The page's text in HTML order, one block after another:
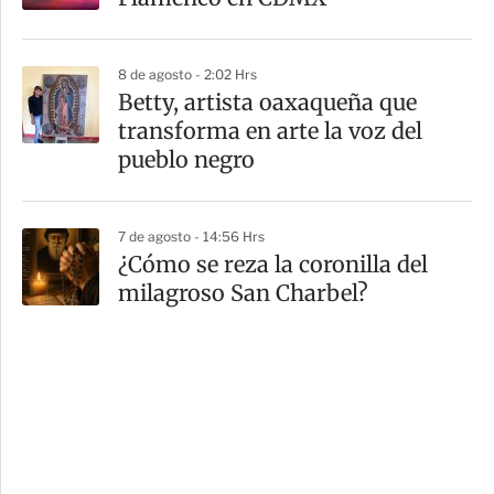
8 de agosto - 2:02 Hrs
Betty, artista oaxaqueña que
transforma en arte la voz del
pueblo negro
7 de agosto - 14:56 Hrs
¿Cómo se reza la coronilla del
milagroso San Charbel?